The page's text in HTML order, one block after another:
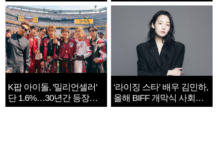
지는 ‘전쟁 속죄’
K팝 아이돌, '밀리언셀러'
단 1.6%…30년간 등장
1182개팀 전수조사
‘라이징 스타’ 배우 김민하,
올해 BIFF 개막식 사회자
확정